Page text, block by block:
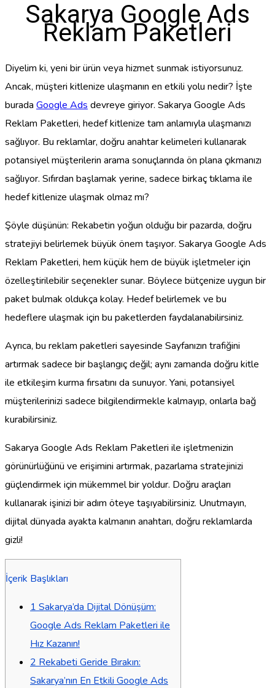
Sakarya Google Ads
Reklam Paketleri
Diyelim ki, yeni bir ürün veya hizmet sunmak istiyorsunuz.
Ancak, müşteri kitlenize ulaşmanın en etkili yolu nedir? İşte
burada Google Ads devreye giriyor. Sakarya Google Ads
Reklam Paketleri, hedef kitlenize tam anlamıyla ulaşmanızı
sağlıyor. Bu reklamlar, doğru anahtar kelimeleri kullanarak
potansiyel müşterilerin arama sonuçlarında ön plana çıkmanızı
sağlıyor. Sıfırdan başlamak yerine, sadece birkaç tıklama ile
hedef kitlenize ulaşmak olmaz mı?
Şöyle düşünün: Rekabetin yoğun olduğu bir pazarda, doğru
stratejiyi belirlemek büyük önem taşıyor. Sakarya Google Ads
Reklam Paketleri, hem küçük hem de büyük işletmeler için
özelleştirilebilir seçenekler sunar. Böylece bütçenize uygun bir
paket bulmak oldukça kolay. Hedef belirlemek ve bu
hedeflere ulaşmak için bu paketlerden faydalanabilirsiniz.
Ayrıca, bu reklam paketleri sayesinde Sayfanızın trafiğini
artırmak sadece bir başlangıç değil; aynı zamanda doğru kitle
ile etkileşim kurma fırsatını da sunuyor. Yani, potansiyel
müşterilerinizi sadece bilgilendirmekle kalmayıp, onlarla bağ
kurabilirsiniz.
Sakarya Google Ads Reklam Paketleri ile işletmenizin
görünürlüğünü ve erişimini artırmak, pazarlama stratejinizi
güçlendirmek için mükemmel bir yoldur. Doğru araçları
kullanarak işinizi bir adım öteye taşıyabilirsiniz. Unutmayın,
dijital dünyada ayakta kalmanın anahtarı, doğru reklamlarda
gizli!
İçerik Başlıkları
1 Sakarya’da Dijital Dönüşüm:
Google Ads Reklam Paketleri ile
Hız Kazanın!
2 Rekabeti Geride Bırakın:
Sakarya’nın En Etkili Google Ads